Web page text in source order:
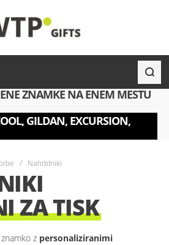
ZNAMKE NA ENEM MESTU
GILDAN, EXCURSION,
Nahrbtniki
ZA TISK
z personaliziranimi